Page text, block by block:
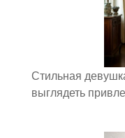
Стильная
выглядеть